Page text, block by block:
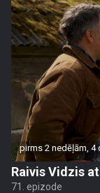
pirms 2 nedēļām, 4
Raivis Vidzis
71. epizode